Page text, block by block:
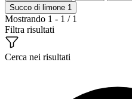
Succo di limone 1
Mostrando 1 - 1 / 1
Filtra risultati
Cerca nei risultati